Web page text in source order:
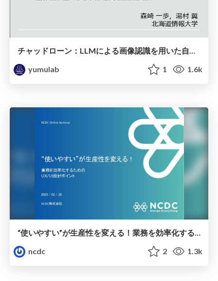
チャッドローン：LLMによる画像認識を用いた自律型ドローンシステムの開発と実験 / ec75-morisaki
yumulab
1 1.6k
ncdc
2 1.3k